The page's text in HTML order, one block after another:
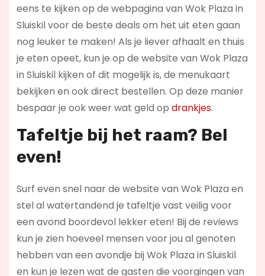
eens te kijken op de webpagina van Wok Plaza in
Sluiskil voor de beste deals om het uit eten gaan
nog leuker te maken! Als je liever afhaalt en thuis
je eten opeet, kun je op de website van Wok Plaza
in Sluiskil kijken of dit mogelijk is, de menukaart
bekijken en ook direct bestellen. Op deze manier
bespaar je ook weer wat geld op drankjes.
Tafeltje bij het raam? Bel
even!
Surf even snel naar de website van Wok Plaza en
stel al watertandend je tafeltje vast veilig voor
een avond boordevol lekker eten! Bij de reviews
kun je zien hoeveel mensen voor jou al genoten
hebben van een avondje bij Wok Plaza in Sluiskil
en kun je lezen wat de gasten die voorgingen van